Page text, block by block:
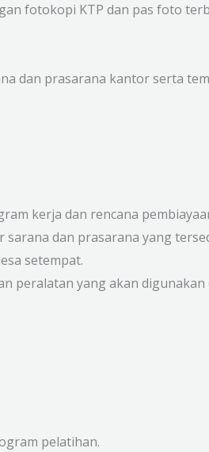
fotokopi KTP dan pas foto
dan prasarana kantor serta
kerja dan rencana
dan prasarana yang
setempat.
peralatan yang akan digunakan
pelatihan.